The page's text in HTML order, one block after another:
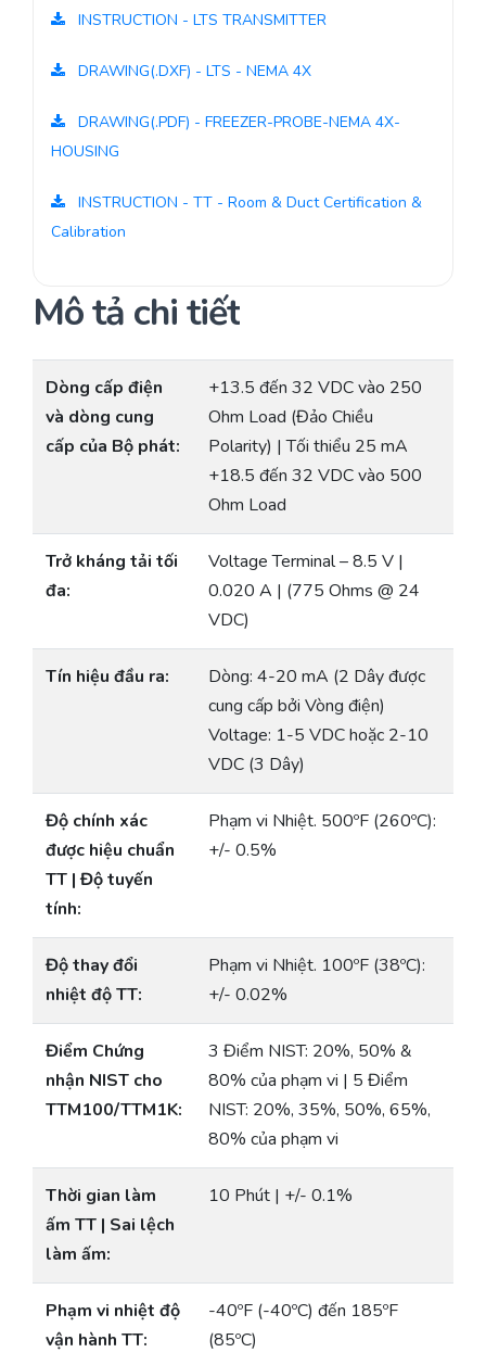
INSTRUCTION - LTS TRANSMITTER
DRAWING(.DXF) - LTS - NEMA 4X
DRAWING(.PDF) - FREEZER-PROBE-NEMA 4X-
HOUSING
INSTRUCTION - TT - Room & Duct Certification &
Calibration
Mô tả chi tiết
Dòng cấp điện
và dòng cung
cấp của Bộ phát:
+13.5 đến 32 VDC vào 250
Ohm Load (Đảo Chiều
Polarity) | Tối thiểu 25 mA
+18.5 đến 32 VDC vào 500
Ohm Load
Trở kháng tải tối
đa:
Voltage Terminal – 8.5 V |
0.020 A | (775 Ohms @ 24
VDC)
Tín hiệu đầu ra:
Dòng: 4-20 mA (2 Dây được
cung cấp bởi Vòng điện)
Voltage: 1-5 VDC hoặc 2-10
VDC (3 Dây)
Độ chính xác
được hiệu chuẩn
TT | Độ tuyến
tính:
Phạm vi Nhiệt. 500ºF (260ºC):
+/- 0.5%
Độ thay đổi
nhiệt độ TT:
Phạm vi Nhiệt. 100ºF (38ºC):
+/- 0.02%
Điểm Chứng
nhận NIST cho
TTM100/TTM1K:
3 Điểm NIST: 20%, 50% &
80% của phạm vi | 5 Điểm
NIST: 20%, 35%, 50%, 65%,
80% của phạm vi
Thời gian làm
ấm TT | Sai lệch
làm ấm:
10 Phút | +/- 0.1%
Phạm vi nhiệt độ
vận hành TT:
-40ºF (-40ºC) đến 185ºF
(85ºC)